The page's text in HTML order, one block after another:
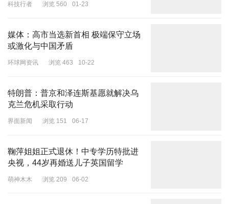
科技行者 浏览 560 01-23
媒体：高市当选新首相 极端保守立场
或激化与中国矛盾
环球网资讯 浏览 463 10-22
特朗普：普京和泽连斯基愿就解决乌
克兰危机采取行动
界面新闻 浏览 151 06-17
鞠萍姐姐正式退休！中专学历特批进
央视，44岁再婚送儿子英国留学
萌神木木 浏览 209 06-02